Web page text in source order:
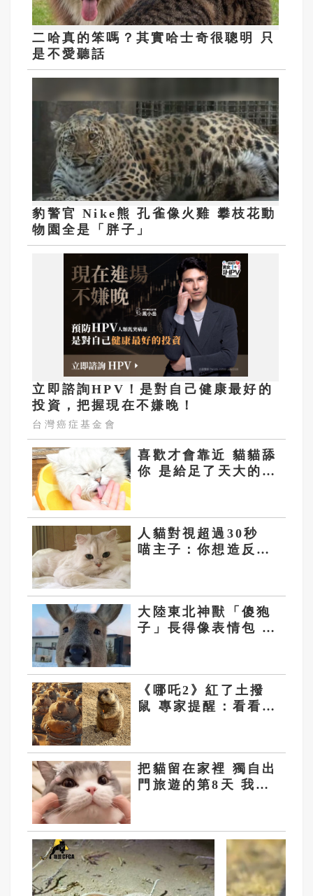
二哈真的笨嗎？其實哈士奇很聰明 只
是不愛聽話
豹警官 Nike熊 孔雀像火雞 攀枝花動
物園全是「胖子」
立即諮詢HPV！是對自己健康最好的
投資，把握現在不嫌晚！
台灣癌症基金會
喜歡才會靠近 貓貓舔
你 是給足了天大的面
人貓對視超過30秒
喵主子：你想造反
大陸東北神獸「傻狍
子」長得像表情包 喜
《哪吒2》紅了土撥
鼠 專家提醒：看看就
把貓留在家裡 獨自出
門旅遊的第8天 我後